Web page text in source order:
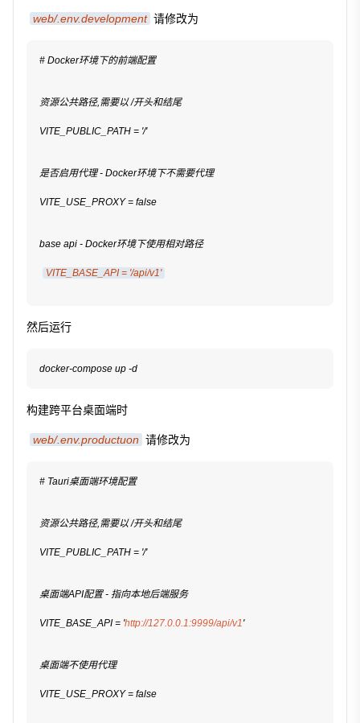
web/.env.development 请修改为
# Docker环境下的前端配置
资源公共路径,需要以 /开头和结尾
VITE_PUBLIC_PATH = '/'
是否启用代理 - Docker环境下不需要代理
VITE_USE_PROXY = false
base api - Docker环境下使用相对路径
VITE_BASE_API = '/api/v1'
然后运行
docker-compose up -d
构建跨平台桌面端时
web/.env.productuon 请修改为
# Tauri桌面端环境配置
资源公共路径,需要以 /开头和结尾
VITE_PUBLIC_PATH = '/'
桌面端API配置 - 指向本地后端服务
VITE_BASE_API = 'http://127.0.0.1:9999/api/v1'
桌面端不使用代理
VITE_USE_PROXY = false